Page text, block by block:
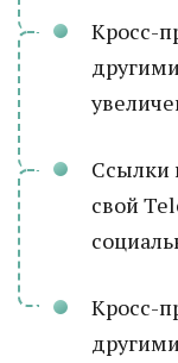
Кросс-
Ссылки
свой
Кросс-